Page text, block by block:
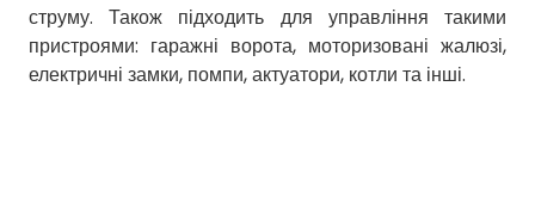
струму. Також підходить для управління такими
пристроями: гаражні ворота, моторизовані жалюзі,
електричні замки, помпи, актуатори, котли та інші.